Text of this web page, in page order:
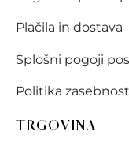
Plačila in dostava
Splošni pogoji
Politika
TRGOVINA